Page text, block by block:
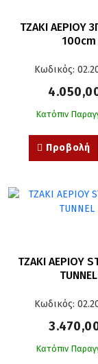
ΤΖΑΚΙ ΑΕΡΙΟΥ
100cm
Κωδικός:
Κατόπιν
Προβολή
ΤΖΑΚΙ ΑΕΡΙΟΥ
TUNNEL
Κωδικός:
Κατόπιν